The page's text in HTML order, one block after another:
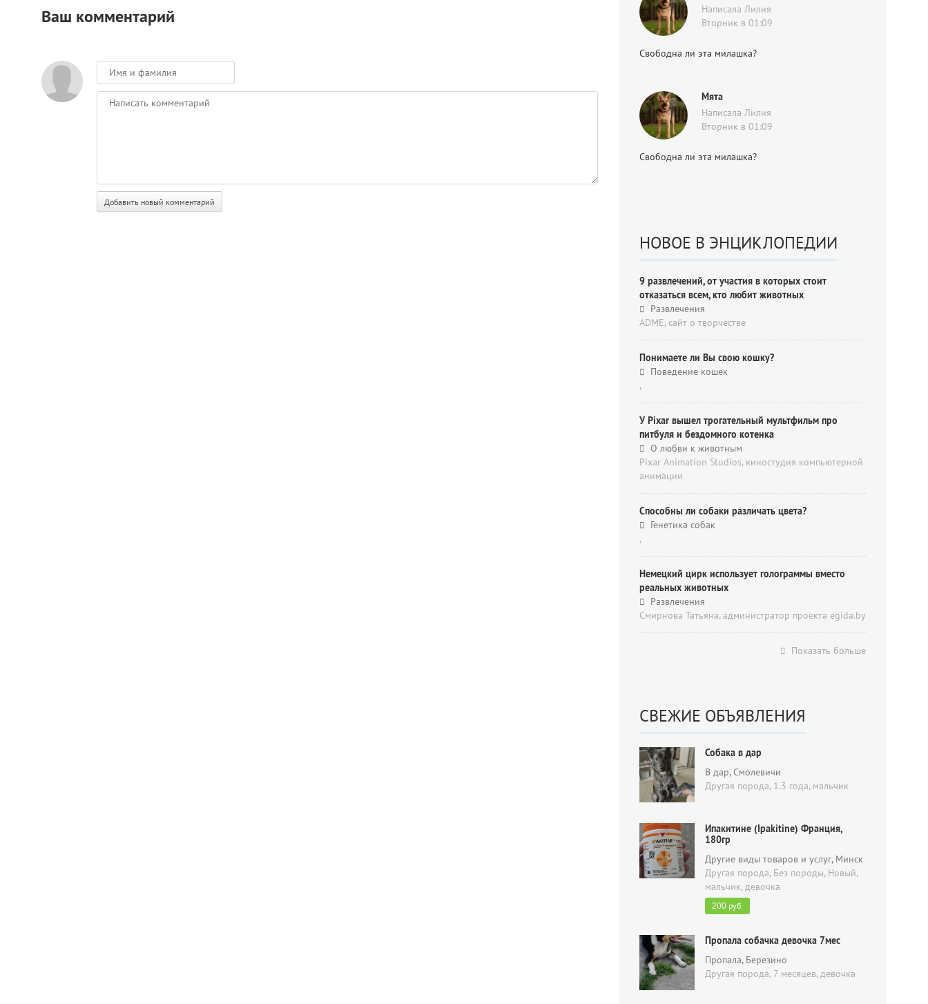
Ваш комментарий
Написала Лилия
Вторник в 01:09
Свободна ли эта милашка?
Мята
Написала Лилия
Вторник в 01:09
Свободна ли эта милашка?
НОВОЕ В ЭНЦИКЛОПЕДИИ
9 развлечений, от участия в которых стоит
отказаться всем, кто любит животных
Развлечения
ADME, cайт о творчестве
Понимаете ли Вы свою кошку?
Поведение кошек
,
У Pixar вышел трогательный мультфильм про
питбуля и бездомного котенка
О любви к животным
Pixar Animation Studios, киностудия компьютерной
анимации
Способны ли собаки различать цвета?
Генетика собак
,
Немецкий цирк использует голограммы вместо
реальных животных
Развлечения
Смирнова Татьяна, администратор проекта egida.by
Показать больше
СВЕЖИЕ ОБЪЯВЛЕНИЯ
Собака в дар
В дар, Смолевичи
Другая порода, 1.3 года, мальчик
Ипакитине (Ipakitine) Франция,
180гр
Другие виды товаров и услуг, Минск
Другая порода, Без породы, Новый,
мальчик, девочка
200 руб.
Пропала собачка девочка 7мес
Пропала, Березино
Другая порода, 7 месяцев,девочка